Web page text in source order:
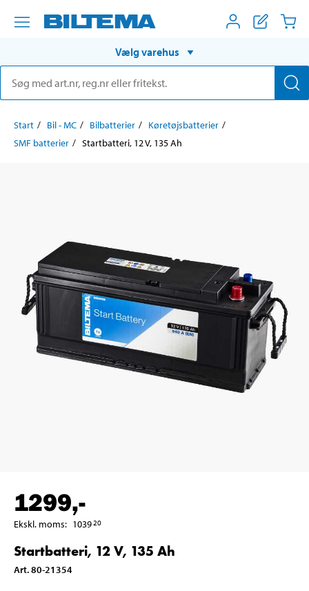
Vælg varehus
Start Bil - MC Bilbatterier
Køretøjsbatterier
SMF batterier
Startbatteri, 12 V, 135 Ah
1299,-
Ekskl. moms: 103920
Startbatteri, 12 V, 135 Ah
Art.80-21354